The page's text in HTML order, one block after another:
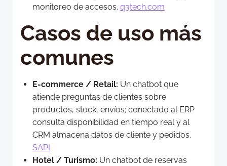
monitoreo de accesos. q3tech.com
Casos de uso más
comunes
E-commerce / Retail: Un chatbot que
atiende preguntas de clientes sobre
productos, stock, envíos; conectado al ERP
consulta disponibilidad en tiempo real y al
CRM almacena datos de cliente y pedidos.
SAPI
Hotel / Turismo: Un chatbot de reservas